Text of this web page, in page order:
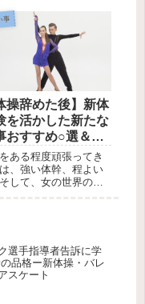
とどのように異なる
この記事では、分か
くまとめたものをシェ
ばと思っておりま
々な形で新体操に関わ
の参考になりましたら
。
事
操辞めた後】新体
を活かした新たな
おすすめ○選＆メ
/デメリット
ある程度頑張ってき
、強い体幹、程よい
して、女の世界の中
ません。そんな新体
達が新体操を辞めた
ることなら新体操を
選手指導者告訴に学
品格ー新体操・バレ
スケート